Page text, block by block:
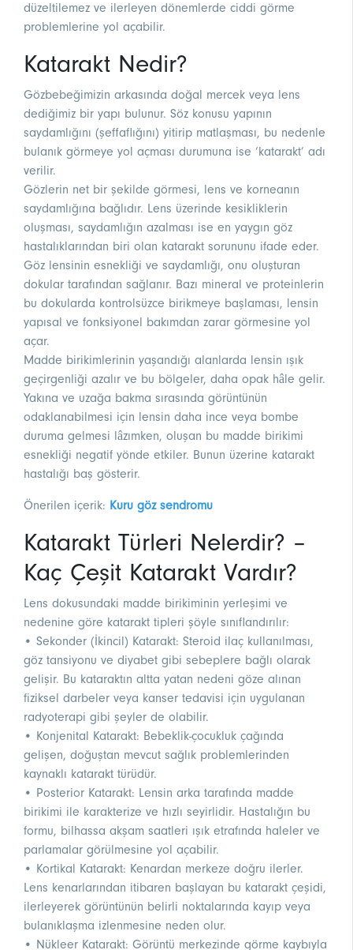
düzeltilemez ve ilerleyen dönemlerde ciddi görme
problemlerine yol açabilir.
Katarakt Nedir?
Gözbebeğimizin arkasında doğal mercek veya lens
dediğimiz bir yapı bulunur. Söz konusu yapının
saydamlığını (şeffaflığını) yitirip matlaşması, bu nedenle
bulanık görmeye yol açması durumuna ise ‘katarakt’ adı
verilir.
Gözlerin net bir şekilde görmesi, lens ve korneanın
saydamlığına bağlıdır. Lens üzerinde kesikliklerin
oluşması, saydamlığın azalması ise en yaygın göz
hastalıklarından biri olan katarakt sorununu ifade eder.
Göz lensinin esnekliği ve saydamlığı, onu oluşturan
dokular tarafından sağlanır. Bazı mineral ve proteinlerin
bu dokularda kontrolsüzce birikmeye başlaması, lensin
yapısal ve fonksiyonel bakımdan zarar görmesine yol
açar.
Madde birikimlerinin yaşandığı alanlarda lensin ışık
geçirgenliği azalır ve bu bölgeler, daha opak hâle gelir.
Yakına ve uzağa bakma sırasında görüntünün
odaklanabilmesi için lensin daha ince veya bombe
duruma gelmesi lâzımken, oluşan bu madde birikimi
esnekliği negatif yönde etkiler. Bunun üzerine katarakt
hastalığı baş gösterir.
Önerilen içerik: Kuru göz sendromu
Katarakt Türleri Nelerdir? –
Kaç Çeşit Katarakt Vardır?
Lens dokusundaki madde birikiminin yerleşimi ve
nedenine göre katarakt tipleri şöyle sınıflandırılır:
• Sekonder (İkincil) Katarakt: Steroid ilaç kullanılması,
göz tansiyonu ve diyabet gibi sebeplere bağlı olarak
gelişir. Bu kataraktın altta yatan nedeni göze alınan
fiziksel darbeler veya kanser tedavisi için uygulanan
radyoterapi gibi şeyler de olabilir.
• Konjenital Katarakt: Bebeklik-çocukluk çağında
gelişen, doğuştan mevcut sağlık problemlerinden
kaynaklı katarakt türüdür.
• Posterior Katarakt: Lensin arka tarafında madde
birikimi ile karakterize ve hızlı seyirlidir. Hastalığın bu
formu, bilhassa akşam saatleri ışık etrafında haleler ve
parlamalar görülmesine yol açabilir.
• Kortikal Katarakt: Kenardan merkeze doğru ilerler.
Lens kenarlarından itibaren başlayan bu katarakt çeşidi,
ilerleyerek görüntünün belirli noktalarında kayıp veya
bulanıklaşma izlenmesine neden olur.
• Nükleer Katarakt: Görüntü merkezinde görme kaybıyla